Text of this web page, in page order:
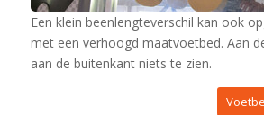
Een klein beenlengteverschil kan ook
met een verhoogd maatvoetbed. Aan
aan de buitenkant niets te zien.